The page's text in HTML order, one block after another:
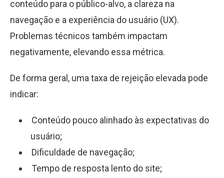
conteúdo para o público-alvo, a clareza na
navegação e a experiência do usuário (UX).
Problemas técnicos também impactam
negativamente, elevando essa métrica.
De forma geral, uma taxa de rejeição elevada pode
indicar:
Conteúdo pouco alinhado às expectativas do
usuário;
Dificuldade de navegação;
Tempo de resposta lento do site;